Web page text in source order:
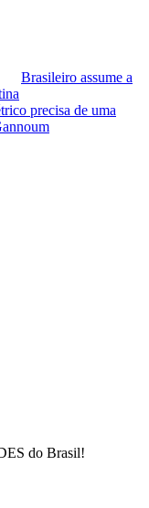
Brasileiro assume a
precisa de uma
do Brasil!